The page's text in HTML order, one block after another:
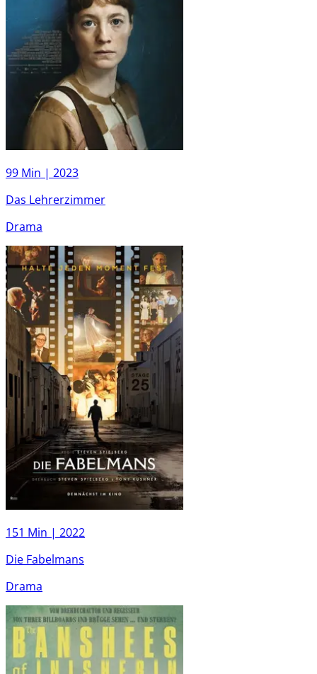
99 Min | 2023
Das Lehrerzimmer
Drama
151 Min | 2022
Die Fabelmans
Drama